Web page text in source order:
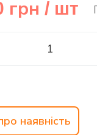
грн / шт
наявність